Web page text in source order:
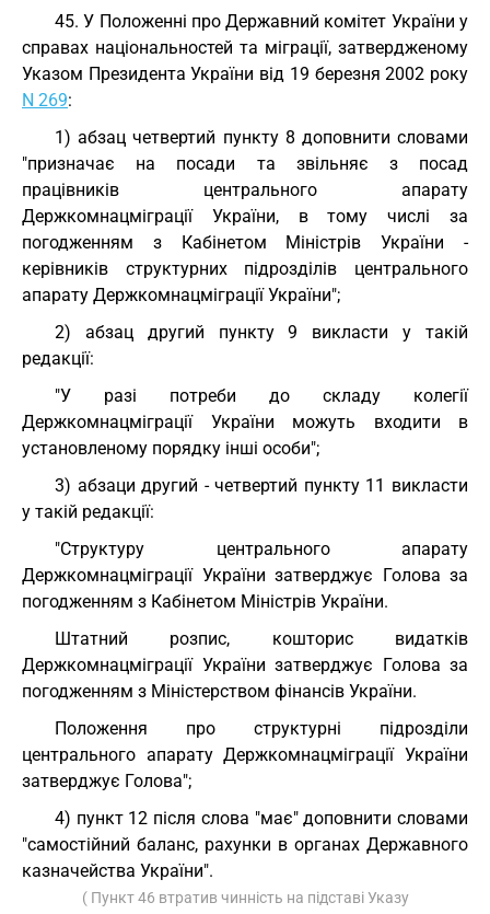
45. У Положенні про Державний комітет України у
справах національностей та міграції, затвердженому
Указом Президента України від 19 березня 2002 року
N 269:
1) абзац четвертий пункту 8 доповнити словами
"призначає на посади та звільняє з посад
працівників центрального апарату
Держкомнацміграції України, в тому числі за
погодженням з Кабінетом Міністрів України -
керівників структурних підрозділів центрального
апарату Держкомнацміграції України";
2) абзац другий пункту 9 викласти у такій
редакції:
"У разі потреби до складу колегії
Держкомнацміграції України можуть входити в
установленому порядку інші особи";
3) абзаци другий - четвертий пункту 11 викласти
у такій редакції:
"Структуру центрального апарату
Держкомнацміграції України затверджує Голова за
погодженням з Кабінетом Міністрів України.
Штатний розпис, кошторис видатків
Держкомнацміграції України затверджує Голова за
погодженням з Міністерством фінансів України.
Положення про структурні підрозділи
центрального апарату Держкомнацміграції України
затверджує Голова";
4) пункт 12 після слова "має" доповнити словами
"самостійний баланс, рахунки в органах Державного
казначейства України".
( Пункт 46 втратив чинність на підставі Указу